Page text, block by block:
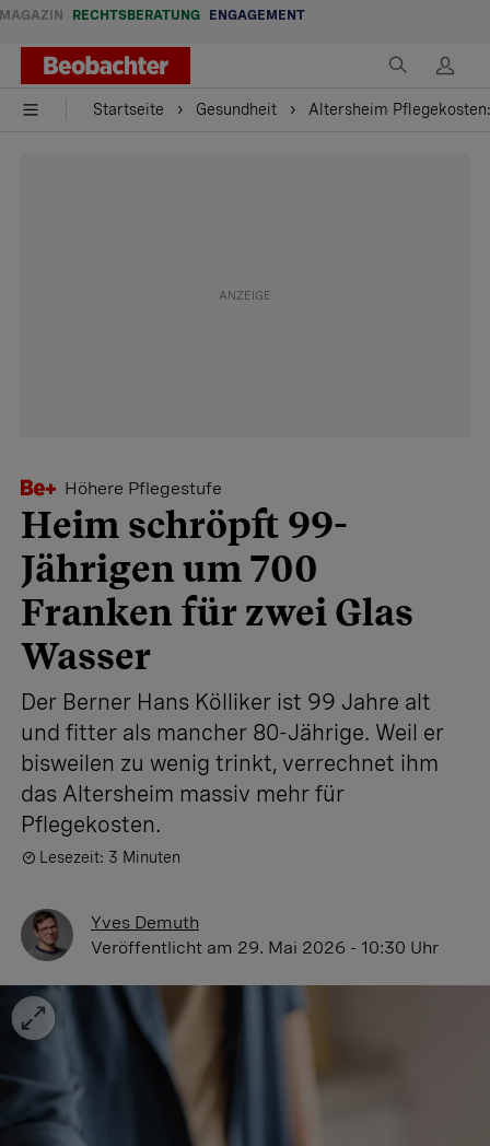
MAGAZIN RECHTSBERATUNG ENGAGEMENT
Startseite Gesundheit Altersheim
Höhere Pflegestufe
Heim schröpft 99-
Jährigen um 700
Franken für zwei Glas
Wasser
Der Berner Hans Kölliker ist 99 Jahre alt
und fitter als mancher 80-Jährige. Weil er
bisweilen zu wenig trinkt, verrechnet ihm
das Altersheim massiv mehr für
Pflegekosten.
Lesezeit: 3 Minuten
Yves Demuth
Veröffentlicht am 29. Mai 2026 - 10:30 Uhr